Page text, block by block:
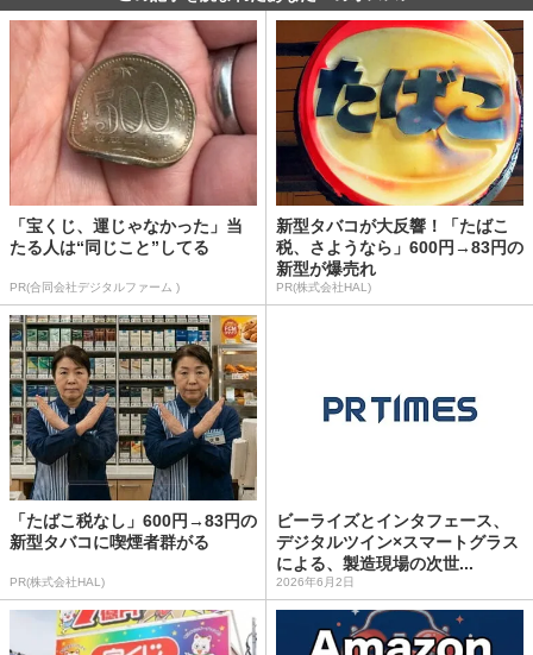
「宝くじ、運じゃなかった」当
たる人は“同じこと”してる
PR(合同会社デジタルファーム )
新型タバコが大反響！「たばこ
税、さようなら」600円→83円の
新型が爆売れ
PR(株式会社HAL)
「たばこ税なし」600円→83円の
新型タバコに喫煙者群がる
PR(株式会社HAL)
ビーライズとインタフェース、
デジタルツイン×スマートグラス
による、製造現場の次世...
2026年6月2日